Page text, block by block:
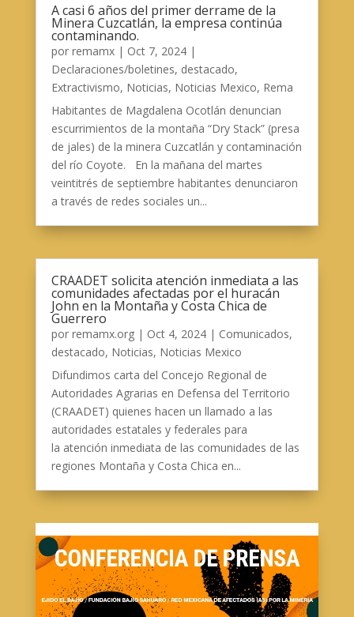
A casi 6 años del primer derrame de la
Minera Cuzcatlán, la empresa continúa
contaminando.
por remamx| Oct 7, 2024|
Declaraciones/boletines, destacado,
Extractivismo, Noticias, Noticias Mexico, Rema
Habitantes de Magdalena Ocotlán denuncian
escurrimientos de la montaña “Dry Stack” (presa
de jales) de la minera Cuzcatlán y contaminación
del río Coyote. En la mañana del martes
veintitrés de septiembre habitantes denunciaron
a través de redes sociales un...
CRAADET solicita atención inmediata a las
comunidades afectadas por el huracán
John en la Montaña y Costa Chica de
Guerrero
por remamx.org| Oct 4, 2024| Comunicados,
destacado, Noticias, Noticias Mexico
Difundimos carta del Concejo Regional de
Autoridades Agrarias en Defensa del Territorio
(CRAADET) quienes hacen un llamado a las
autoridades estatales y federales para
la atención inmediata de las comunidades de las
regiones Montaña y Costa Chica en...